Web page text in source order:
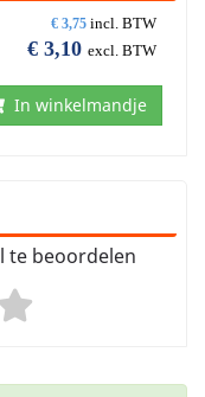
€ 3,75 incl. BTW
€ 3,10 excl. BTW
In winkelmandje
te beoordelen